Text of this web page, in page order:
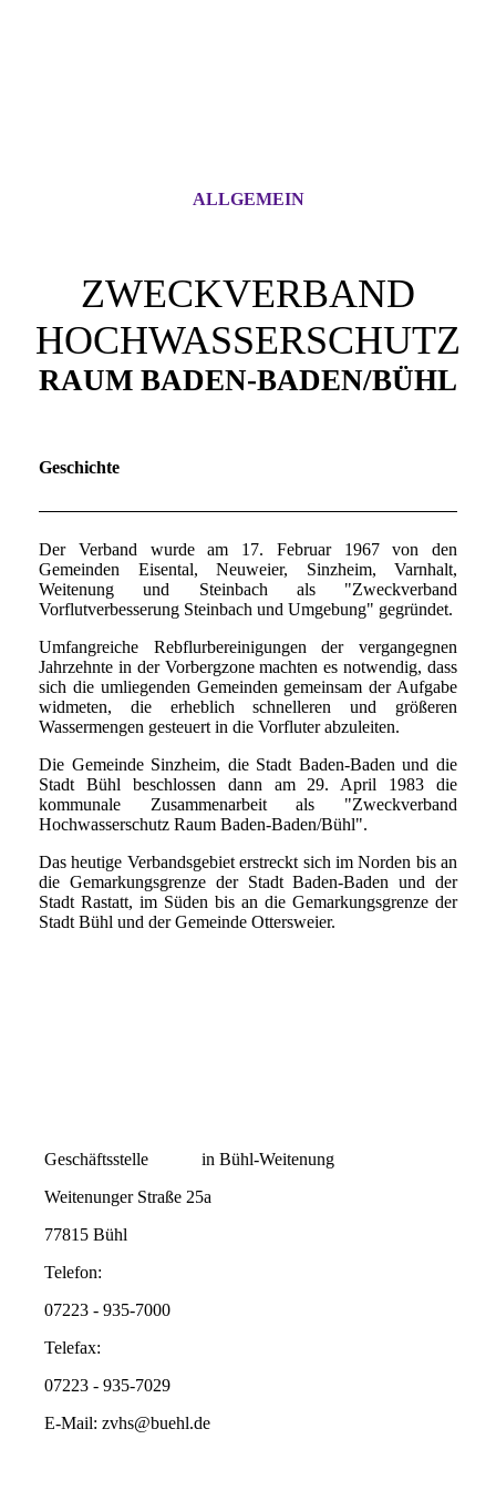
ALLGEMEIN
ZWECKVERBAND
HOCHWASSERSCHUTZ
RAUM BADEN-BADEN/BÜHL
Geschichte
Der Verband wurde am 17. Februar 1967 von den
Gemeinden Eisental, Neuweier, Sinzheim, Varnhalt,
Weitenung und Steinbach als "Zweckverband
Vorflutverbesserung Steinbach und Umgebung" gegründet.
Umfangreiche Rebflurbereinigungen der vergangegnen
Jahrzehnte in der Vorbergzone machten es notwendig, dass
sich die umliegenden Gemeinden gemeinsam der Aufgabe
widmeten, die erheblich schnelleren und größeren
Wassermengen gesteuert in die Vorfluter abzuleiten.
Die Gemeinde Sinzheim, die Stadt Baden-Baden und die
Stadt Bühl beschlossen dann am 29. April 1983 die
kommunale Zusammenarbeit als "Zweckverband
Hochwasserschutz Raum Baden-Baden/Bühl".
Das heutige Verbandsgebiet erstreckt sich im Norden bis an
die Gemarkungsgrenze der Stadt Baden-Baden und der
Stadt Rastatt, im Süden bis an die Gemarkungsgrenze der
Stadt Bühl und der Gemeinde Ottersweier.
Geschäftsstelle in Bühl-Weitenung
Weitenunger Straße 25a
77815 Bühl
Telefon:
07223 - 935-7000
Telefax:
07223 - 935-7029
E-Mail: zvhs@buehl.de